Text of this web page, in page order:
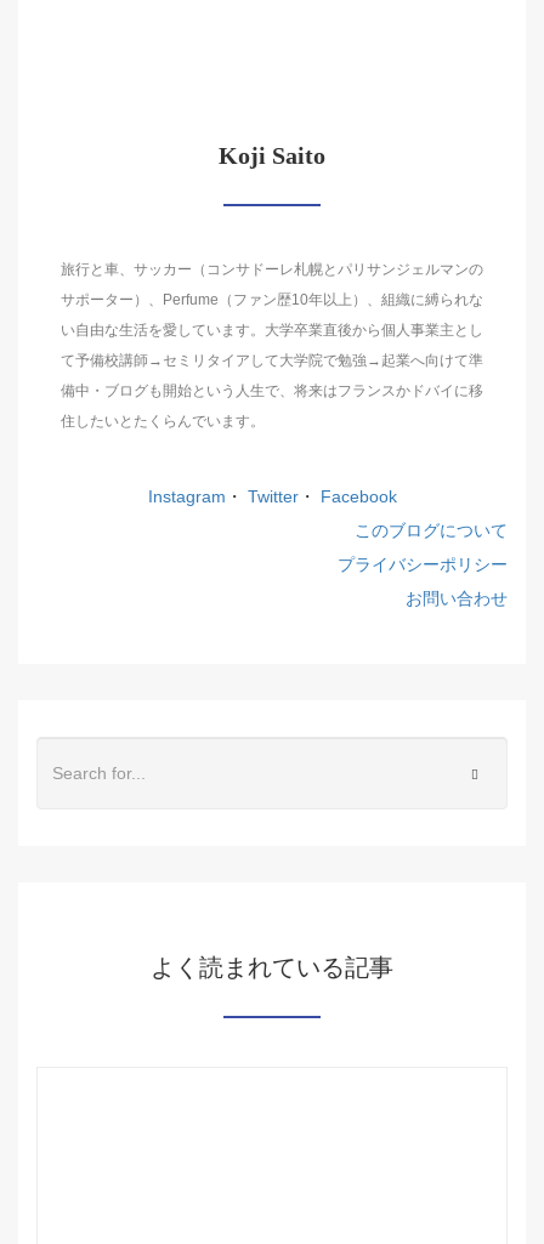
Koji Saito
旅行と車、サッカー（コンサドーレ札幌とパリサンジェルマンの
サポーター）、Perfume（ファン歴10年以上）、組織に縛られな
い自由な生活を愛しています。大学卒業直後から個人事業主とし
て予備校講師→セミリタイアして大学院で勉強→起業へ向けて準
備中・ブログも開始という人生で、将来はフランスかドバイに移
住したいとたくらんでいます。
Instagram ・ Twitter・
Facebook
このブログについて
プライバシーポリシー
お問い合わせ
よく読まれている記事